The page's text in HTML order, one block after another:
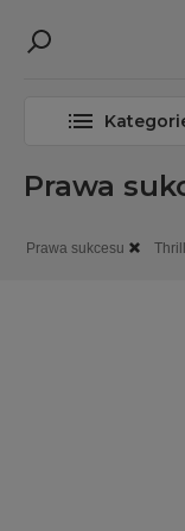
Prawa
Prawa sukcesu